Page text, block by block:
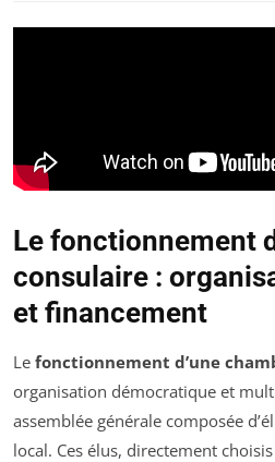
Le fonctionnement
consulaire :
et financement
Le fonctionnement d’une
organisation démocratique et
assemblée générale composée
local. Ces élus, directement